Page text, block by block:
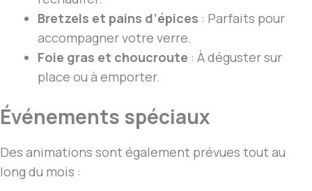
Bretzels et pains d’épices : Parfaits pour
accompagner votre verre.
Foie gras et choucroute : À déguster sur
place ou à emporter.
Événements spéciaux
Des animations sont également prévues tout au
long du mois :